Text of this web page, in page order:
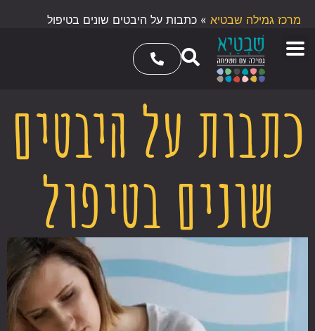
מרכז גמילה שבטיא » כתבות על היבטים שונים בטיפול
כתבות על היבטים
שונים בטיפול